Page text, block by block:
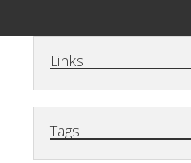
Links
Tags